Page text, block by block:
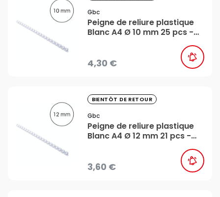
Gbc
Peigne de reliure plastique
Blanc A4 Ø 10 mm 25 pcs -
4,30 €
BIENTÔT DE RETOUR
Gbc
Peigne de reliure plastique
Blanc A4 Ø 12 mm 21 pcs -
3,60 €